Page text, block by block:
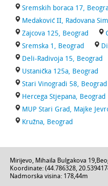
Sremskih boraca 17,
Medaković II, Radovana
Zajcova 125, Beograd
Sremska 1, Beograd
Deli-Radivoja 15, Beograd
Ustanička 125a, Beograd
Stari Vinogradi 58, Beograd
Hercega Stjepana, Beograd
MUP Stari Grad, Majke
Kružna, Beograd
Mirijevo, Mihaila Bulgakova 19,
Koordinate: (44.786328,
Nadmorska visina: 178,44m